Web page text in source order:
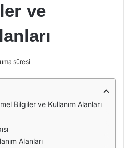
ve
süresi
Bilgiler ve Kullanım Alanları
Alanları